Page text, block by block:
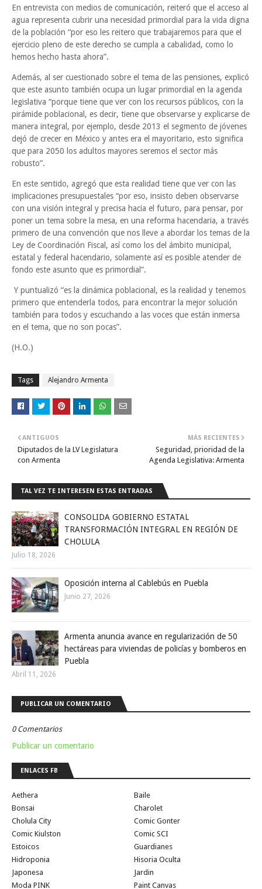
En entrevista con medios de comunicación, reiteró que el acceso al
agua representa cubrir una necesidad primordial para la vida digna
de la población “por eso les reitero que trabajaremos para que el
ejercicio pleno de este derecho se cumpla a cabalidad, como lo
hemos hecho hasta ahora”.
Además, al ser cuestionado sobre el tema de las pensiones, explicó
que este asunto también ocupa un lugar primordial en la agenda
legislativa “porque tiene que ver con los recursos públicos, con la
pirámide poblacional, es decir, tiene que observarse y explicarse de
manera integral, por ejemplo, desde 2013 el segmento de jóvenes
dejó de crecer en México y antes era el mayoritario, esto significa
que para 2050 los adultos mayores seremos el sector más
robusto”.
En este sentido, agregó que esta realidad tiene que ver con las
implicaciones presupuestales “por eso, insisto deben observarse
con una visión integral y precisa hacia el futuro, para pensar, por
poner un tema sobre la mesa, en una reforma hacendaria, a través
primero de una convención que nos lleve a abordar los temas de la
Ley de Coordinación Fiscal, así como los del ámbito municipal,
estatal y federal hacendario, solamente así es posible atender de
fondo este asunto que es primordial”.
Y puntualizó “es la dinámica poblacional, es la realidad y tenemos
primero que entenderla todos, para encontrar la mejor solución
también para todos y escuchando a las voces que están inmersa
en el tema, que no son pocas”.
(H.O.)
Tags Alejandro Armenta
MÁS RECIENTES
Seguridad, prioridad de la
Agenda Legislativa: Armenta
ANTIGUOS
Diputados de la LV Legislatura
con Armenta
TAL VEZ TE INTERESEN ESTAS ENTRADAS
CONSOLIDA GOBIERNO ESTATAL
TRANSFORMACIÓN INTEGRAL EN REGIÓN DE
CHOLULA
Julio 18, 2026
Oposición interna al Cablebús en Puebla
Junio 27, 2026
Armenta anuncia avance en regularización de 50
hectáreas para viviendas de policías y bomberos en
Puebla
Abril 11, 2026
PUBLICAR UN COMENTARIO
0 Comentarios
Publicar un comentario
ENLACES FB
Aethera
Baile
Bonsai
Charolet
Cholula City
Comic Gonter
Comic Kiulston
Comic SCI
Estoicos
Guardianes
Hidroponia
Hisoria Oculta
Japonesa
Jardin
Moda PINK
Paint Canvas